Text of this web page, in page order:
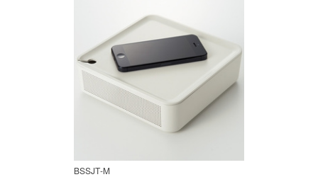
BSSJT‐M